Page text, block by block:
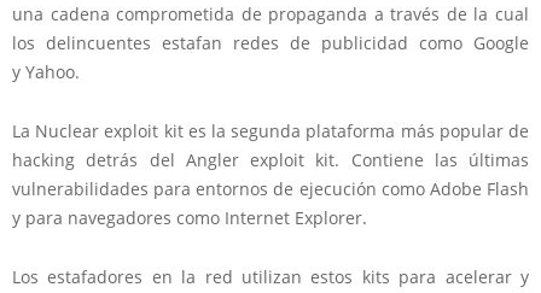
una cadena comprometida de propaganda a través de la cual
los delincuentes estafan redes de publicidad como Google
y Yahoo.
La Nuclear exploit kit es la segunda plataforma más popular de
hacking detrás del Angler exploit kit. Contiene las últimas
vulnerabilidades para entornos de ejecución como Adobe Flash
y para navegadores como Internet Explorer.
Los estafadores en la red utilizan estos kits para acelerar y